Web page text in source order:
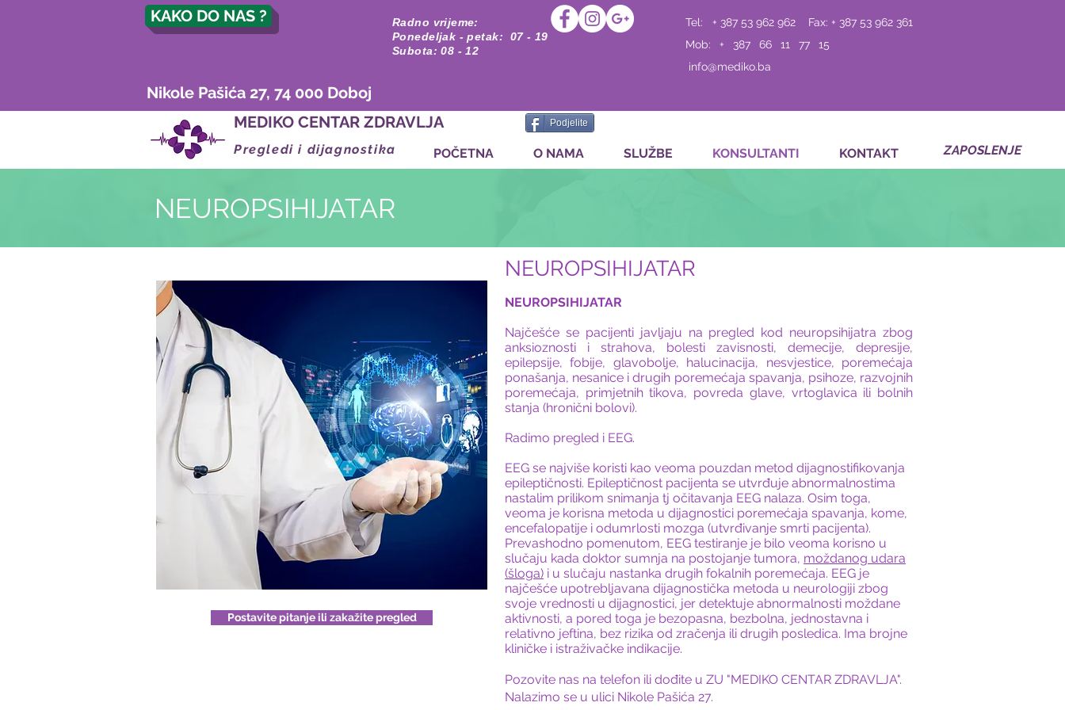
KAKO DO NAS ?
Radno vrijeme:
Ponedeljak - petak: 07 - 19
Subota: 08 - 12
Tel: + 387 53 962 962 Fax: + 387 53 962 361
Mob: + 387 66 11 77 15
info@mediko.ba
Nikole Pašića 27, 74 000 Doboj
MEDIKO CENTAR ZDRAVLJA
Podjelite
Pregledi i dijagnostika POČETNA O NAMA SLUŽBE KONSULTANTI KONTAKT ZAPOSLENJE
NEUROPSIHIJATAR
NEUROPSIHIJATAR
Postavite pitanje ili zakažite pregled
NEUROPSIHIJATAR
Najčešće se pacijenti javljaju na pregled kod neuropsihijatra zbog
anksioznosti i strahova, bolesti zavisnosti, demecije, depresije,
epilepsije, fobije, glavobolje, halucinacija, nesvjestice, poremećaja
ponašanja, nesanice i drugih poremećaja spavanja, psihoze, razvojnih
poremećaja, primjetnih tikova, povreda glave, vrtoglavica ili bolnih
stanja (hronični bolovi).
Radimo pregled i EEG.
EEG se najviše koristi kao veoma pouzdan metod dijagnostifikovanja
epileptičnosti. Epileptičnost pacijenta se utvrđuje abnormalnostima
nastalim prilikom snimanja tj očitavanja EEG nalaza. Osim toga,
veoma je korisna metoda u dijagnostici poremećaja spavanja, kome,
encefalopatije i odumrlosti mozga (utvrđivanje smrti pacijenta).
Prevashodno pomenutom, EEG testiranje je bilo veoma korisno u
slučaju kada doktor sumnja na postojanje tumora, moždanog udara
(šloga) i u slučaju nastanka drugih fokalnih poremećaja. EEG je
najčešće upotrebljavana dijagnostička metoda u neurologiji zbog
svoje vrednosti u dijagnostici, jer detektuje abnormalnosti moždane
aktivnosti, a pored toga je bezopasna, bezbolna, jednostavna i
relativno jeftina, bez rizika od zračenja ili drugih posledica. Ima brojne
kliničke i istraživačke indikacije.
Pozovite nas na telefon ili dođite u ZU "MEDIKO CENTAR ZDRAVLJA".
Nalazimo se u ulici Nikole Pašića 27.